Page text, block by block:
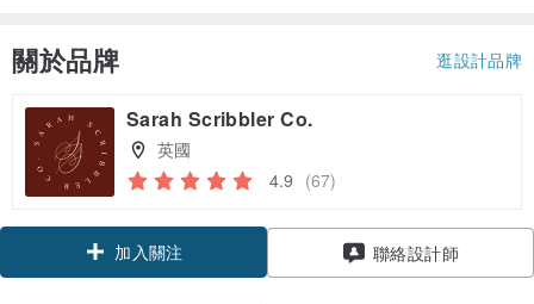
關於品牌 逛設計品牌
Sarah Scribbler Co.
英國
4.9 (67)
加入關注 聯絡設計師